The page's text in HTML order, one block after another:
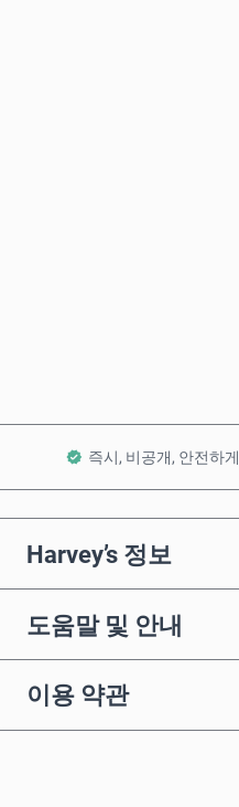
즉시, 비공개, 안전하게
Harvey’s 정보
도움말 및 안내
이용 약관